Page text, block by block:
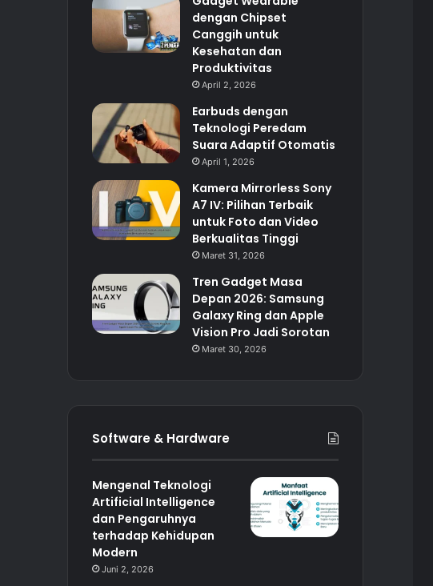
dengan Chipset
Canggih untuk
Kesehatan dan
Produktivitas
April 2, 2026
Earbuds dengan
Teknologi Peredam
Suara Adaptif Otomatis
April 1, 2026
Kamera Mirrorless Sony
A7 IV: Pilihan Terbaik
untuk Foto dan Video
Berkualitas Tinggi
Maret 31, 2026
Tren Gadget Masa
Depan 2026: Samsung
Galaxy Ring dan Apple
Vision Pro Jadi Sorotan
Maret 30, 2026
Software & Hardware
Mengenal Teknologi
Artificial Intelligence
dan Pengaruhnya
terhadap Kehidupan
Modern
Juni 2, 2026